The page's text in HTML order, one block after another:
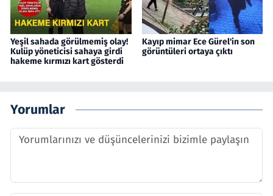
Yeşil sahada görülmemiş olay!
Kulüp yöneticisi sahaya girdi
hakeme kırmızı kart gösterdi
Kayıp mimar Ece Gürel'in son
görüntüleri ortaya çıktı
Yorumlar